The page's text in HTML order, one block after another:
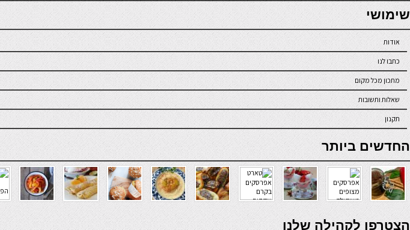
seriöse online casinos österreich
שימושי
אודות
כתבו לנו
מתכון מכל מקום
שאלות ותשובות
תקנון
online casino
החדשים ביותר
verde casino
הצטרפו לקהילה שלנו